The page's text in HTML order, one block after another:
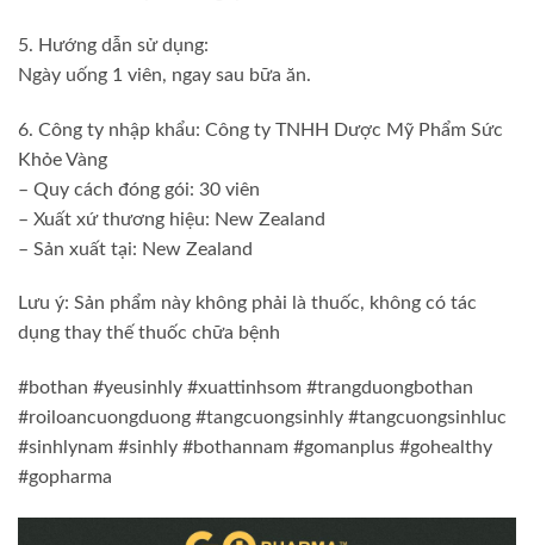
5. Hướng dẫn sử dụng:
Ngày uống 1 viên, ngay sau bữa ăn.
6. Công ty nhập khẩu: Công ty TNHH Dược Mỹ Phẩm Sức
Khỏe Vàng
– Quy cách đóng gói: 30 viên
– Xuất xứ thương hiệu: New Zealand
– Sản xuất tại: New Zealand
Lưu ý: Sản phẩm này không phải là thuốc, không có tác
dụng thay thế thuốc chữa bệnh
#bothan #yeusinhly #xuattinhsom #trangduongbothan
#roiloancuongduong #tangcuongsinhly #tangcuongsinhluc
#sinhlynam #sinhly #bothannam #gomanplus #gohealthy
#gopharma